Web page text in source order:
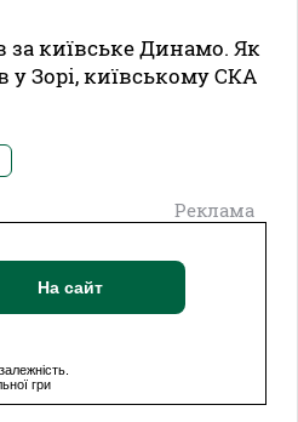
за київське Динамо. Як
Зорі, київському СКА
Реклама
На сайт
гри